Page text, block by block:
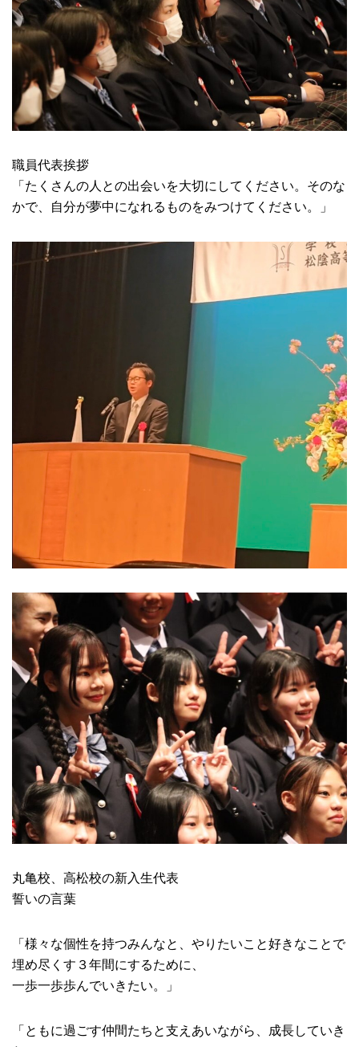
職員代表挨拶
「たくさんの人との出会いを大切にしてください。そのな
かで、自分が夢中になれるものをみつけてください。」
丸亀校、高松校の新入生代表
誓いの言葉
「様々な個性を持つみんなと、やりたいこと好きなことで
埋め尽くす３年間にするために、
一歩一歩歩んでいきたい。」
「ともに過ごす仲間たちと支えあいながら、成長していき